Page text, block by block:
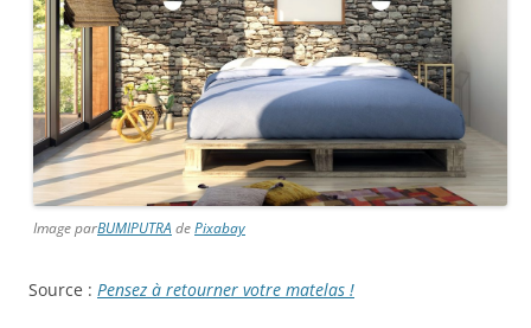
Image parBUMIPUTRA dePixabay
Source : Pensez à retourner votre matelas !